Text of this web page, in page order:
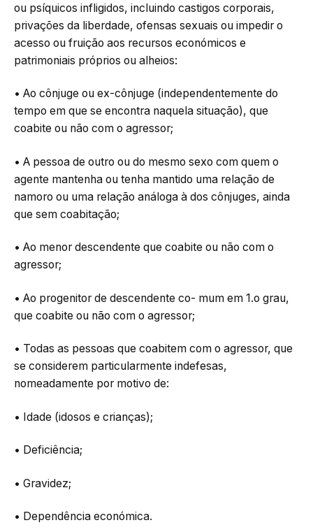
ou psíquicos infligidos, incluindo castigos corporais,
privações da liberdade, ofensas sexuais ou impedir o
acesso ou fruição aos recursos económicos e
patrimoniais próprios ou alheios:
• Ao cônjuge ou ex-cônjuge (independentemente do
tempo em que se encontra naquela situação), que
coabite ou não com o agressor;
• A pessoa de outro ou do mesmo sexo com quem o
agente mantenha ou tenha mantido uma relação de
namoro ou uma relação análoga à dos cônjuges, ainda
que sem coabitação;
• Ao menor descendente que coabite ou não com o
agressor;
• Ao progenitor de descendente co- mum em 1.o grau,
que coabite ou não com o agressor;
• Todas as pessoas que coabitem com o agressor, que
se considerem particularmente indefesas,
nomeadamente por motivo de:
• Idade (idosos e crianças);
• Deficiência;
• Gravidez;
• Dependência económica.